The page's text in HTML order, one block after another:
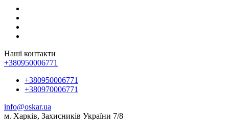
Наші контакти
+380950006771
+380950006771
+380970006771
info@oskar.ua
м. Харків, Захисників України 7/8